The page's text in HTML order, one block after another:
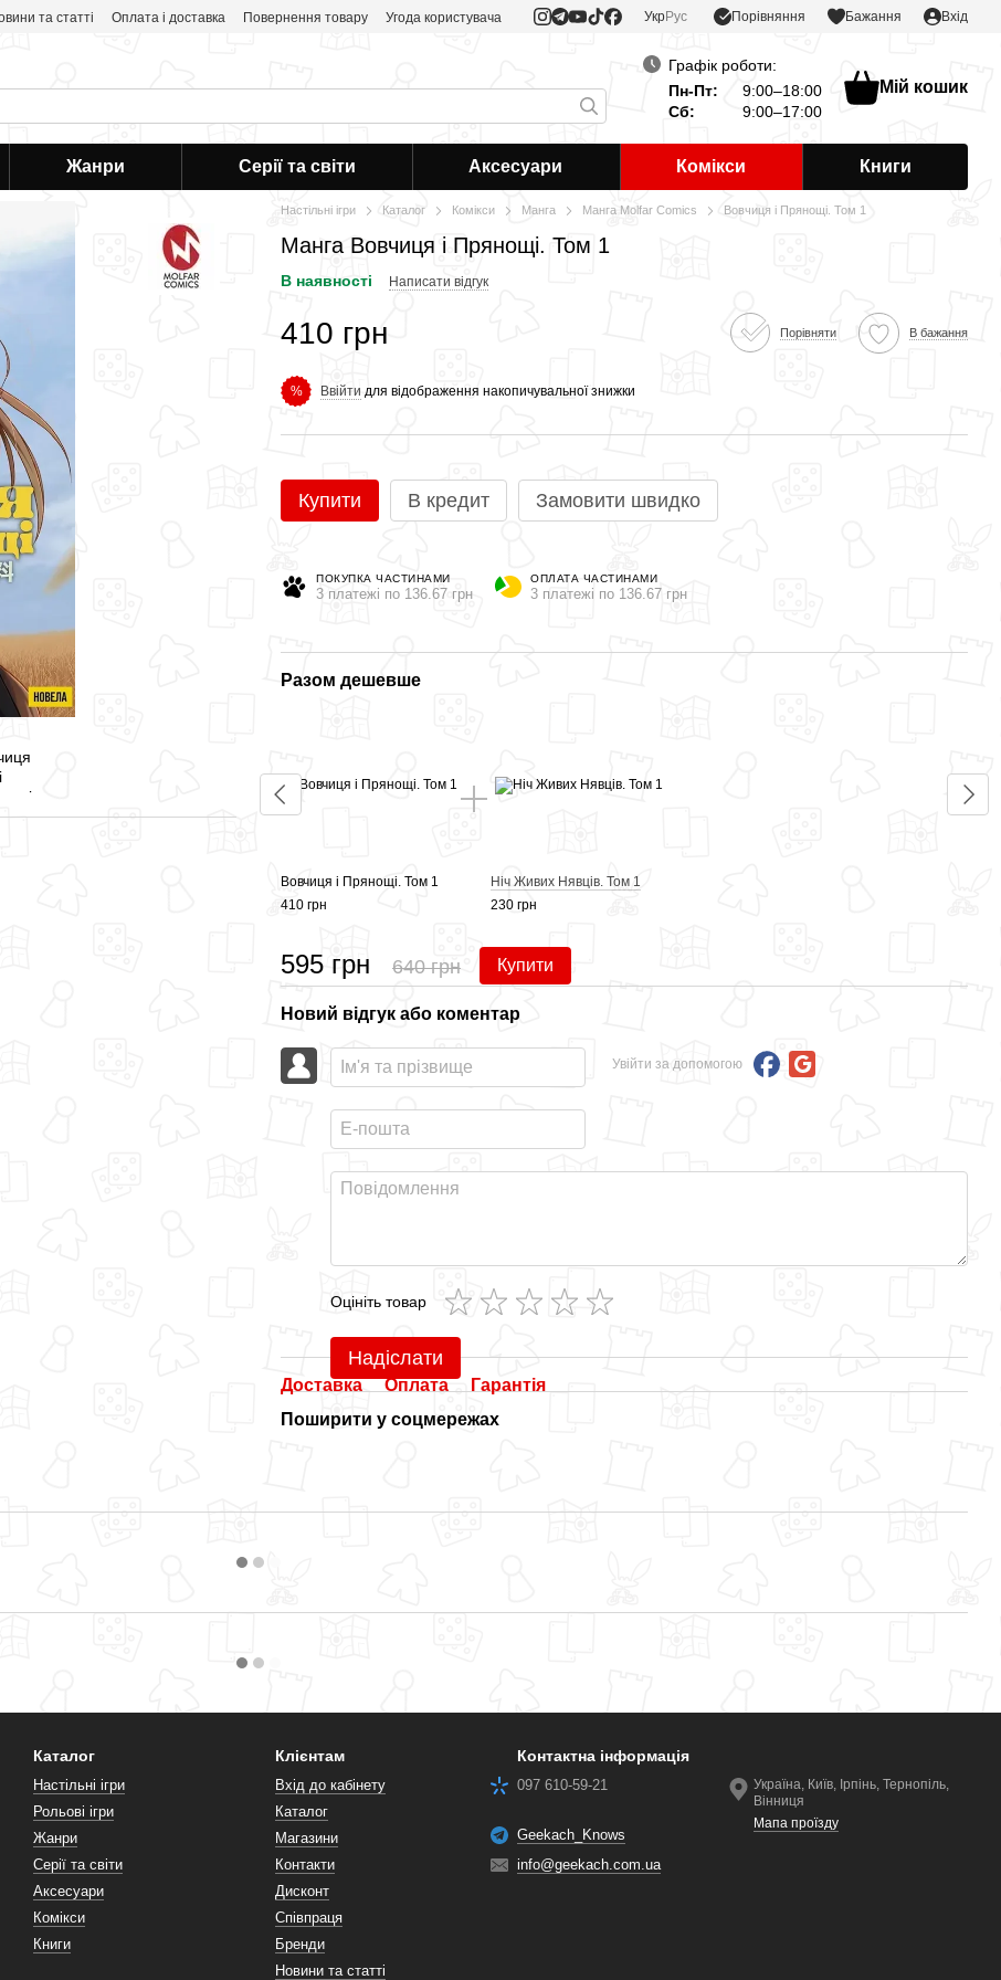
та статті Оплата і доставка Повернення товару
Угода користувача
УкрРус Порівняння Бажання Вхід
Графік роботи:
Пн-Пт:
9:00–18:00
Сб:
9:00–17:00
Мій кошик
Жанри Серії та світи Аксесуари Комікси Книги
Настільні ігри Каталог Комікси Манга Манга Molfar Comics Вовчиця і Прянощі. Том 1
Манга Вовчиця і Прянощі. Том 1
В наявності Написати відгук
410 грн Порівняти В бажання
% Ввійти для відображення накопичувальної знижки
Купити В кредит Замовити швидко
ПОКУПКА ЧАСТИНАМИ
3 платежі по 136.67 грн
ОПЛАТА ЧАСТИНАМИ
3 платежі по 136.67 грн
Разом дешевше
Вовчиця і Прянощі. Том 1
410 грн
Ніч Живих Нявців. Том 1
230 грн
595 грн 640 грн Купити
Новий відгук або коментар
Увійти за допомогою
Оцініть товар
Надіслати
Доставка Оплата
Гарантія
Поширити у соцмережах
Каталог
Настільні ігри
Рольові ігри
Жанри
Серії та світи
Аксесуари
Комікси
Книги
Клієнтам
Вхід до кабінету
Каталог
Магазини
Контакти
Дисконт
Співпраця
Бренди
Новини та статті
Контактна інформація
097 610-59-21
Geekach_Knows
info@geekach.com.ua
Україна, Київ, Ірпінь, Тернопіль,
Вінниця
Мапа проїзду